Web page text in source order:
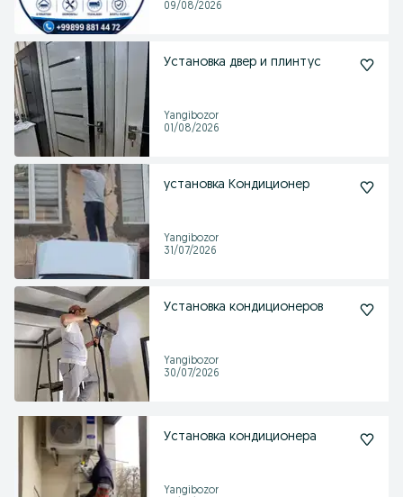
09/08/2026
Установка двер и плинтус
Yangibozor
01/08/2026
установка Кондиционер
Yangibozor
31/07/2026
Установка кондиционеров
Yangibozor
30/07/2026
Установка кондиционера
Yangibozor